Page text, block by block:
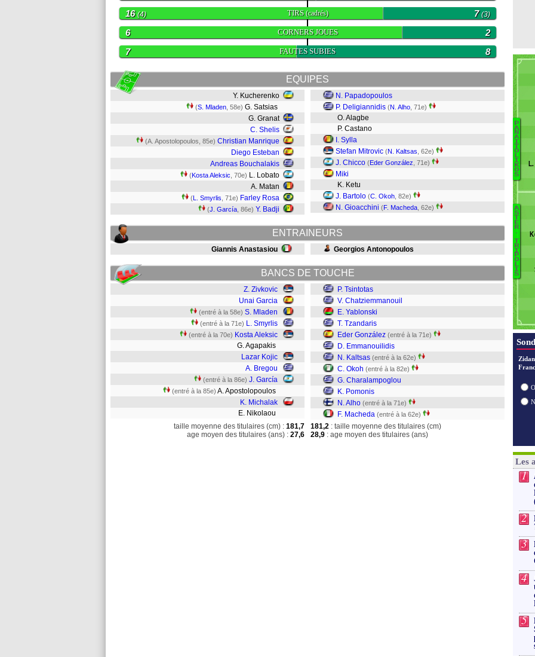
TIRS(cadrés)
16(4) 7(3)
CORNERS JOUES
6 2
FAUTES SUBIES
7 8
EQUIPES
Y. Kucherenko
(S. Mladen , 58e) G. Satsias
G. Granat
C. Shelis
(A. Apostolopoulos, 85e) Christian Manrique
Diego Esteban
Andreas Bouchalakis
(Kosta Aleksic , 70e) L. Lobato
A. Matan
(L. Smyrlis , 71e) Farley Rosa
(J. García , 86e) Y. Badji
N. Papadopoulos
P. Deligiannidis (N. Alho , 71e)
O. Alagbe
P. Castano
I. Sylla
Stefan Mitrovic (N. Kaltsas , 62e)
J. Chicco (Eder González , 71e)
Miki
K. Ketu
J. Bartolo (C. Okoh , 82e)
N. Gioacchini (F. Macheda , 62e)
ENTRAINEURS
Giannis Anastasiou Georgios Antonopoulos
BANCS DE TOUCHE
Z. Zivkovic
Unai Garcia
(entré à la 58e) S. Mladen
(entré à la 71e) L. Smyrlis
(entré à la 70e) Kosta Aleksic
G. Agapakis
Lazar Kojic
A. Bregou
(entré à la 86e) J. García
(entré à la 85e) A. Apostolopoulos
K. Michalak
E. Nikolaou
P. Tsintotas
V. Chatziemmanouil
E. Yablonski
T. Tzandaris
Eder González (entré à la 71e)
D. Emmanouilidis
N. Kaltsas (entré à la 62e)
C. Okoh (entré à la 82e)
G. Charalampoglou
K. Pomonis
N. Alho (entré à la 71e)
F. Macheda (entré à la 62e)
taille moyenne des titulaires (cm) : 181,7
age moyen des titulaires (ans) : 27,6
181,2 : taille moyenne des titulaires (cm)
28,9 : age moyen des titulaires (ans)
P
A
N
A
I
T
O
L
I
K
O
S
A
S
T
E
R
.
T
R
I
P
O
L
I
S
Les
1
2
3
4
5